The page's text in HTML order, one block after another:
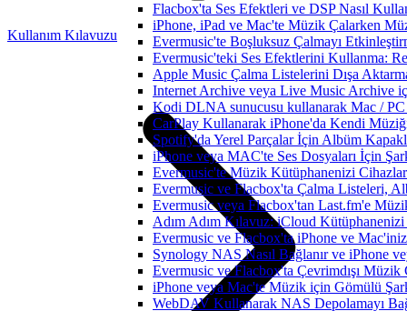
Flacbox'ta Ses Efektleri ve DSP Nasıl
iPhone, iPad ve Mac'te Müzik Çalarken
Evermusic'te Boşluksuz Çalmayı
Evermusic'teki Ses Efektlerini Kullanma:
Apple Music Çalma Listelerini Dışa
Internet Archive veya Live Music Archive
Kodi DLNA sunucusu kullanarak Mac / PC
CarPlay Kullanarak iPhone'da Kendi
Spotify'da Yerel Parçalar İçin Albüm
iPhone veya MAC'te Ses Dosyaları İçin
Evermusic'te Müzik Kütüphanenizi Cihazlar
Evermusic ve Flacbox'ta Çalma Listeleri,
Evermusic veya Flacbox'tan Last.fm'e
Adım Adım Kılavuz: iCloud
Evermusic ve Flacbox'ta iPhone ve
Synology NAS Nasıl Bağlanır ve iPhone
Evermusic ve Flacbox'ta Çevrimdışı
iPhone veya Mac'te Müzik için Gömülü
WebDAV Kullanarak NAS Depolamayı
Kullanım Kılavuzu